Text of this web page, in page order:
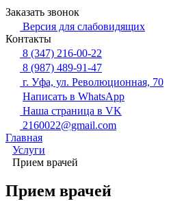
Заказать звонок
Версия для слабовидящих
Контакты
8 (347) 216-00-22
8 (987) 489-91-47
г. Уфа, ул. Революционная, 70
Написать в WhatsApp
Наша страница в VK
2160022@gmail.com
Главная
Услуги
Прием врачей
Прием врачей